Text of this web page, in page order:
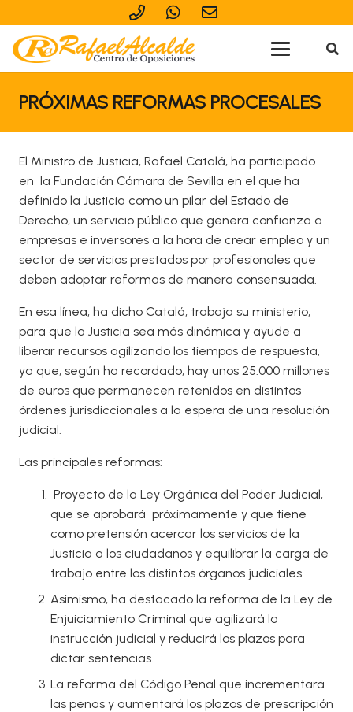
PRÓXIMAS REFORMAS PROCESALES
El Ministro de Justicia, Rafael Catalá, ha participado
en la Fundación Cámara de Sevilla en el que ha
definido la Justicia como un pilar del Estado de
Derecho, un servicio público que genera confianza a
empresas e inversores a la hora de crear empleo y un
sector de servicios prestados por profesionales que
deben adoptar reformas de manera consensuada.
En esa línea, ha dicho Catalá, trabaja su ministerio,
para que la Justicia sea más dinámica y ayude a
liberar recursos agilizando los tiempos de respuesta,
ya que, según ha recordado, hay unos 25.000 millones
de euros que permanecen retenidos en distintos
órdenes jurisdiccionales a la espera de una resolución
judicial.
Las principales reformas:
Proyecto de la Ley Orgánica del Poder Judicial,
que se aprobará próximamente y que tiene
como pretensión acercar los servicios de la
Justicia a los ciudadanos y equilibrar la carga de
trabajo entre los distintos órganos judiciales.
Asimismo, ha destacado la reforma de la Ley de
Enjuiciamiento Criminal que agilizará la
instrucción judicial y reducirá los plazos para
dictar sentencias.
La reforma del Código Penal que incrementará
las penas y aumentará los plazos de prescripción